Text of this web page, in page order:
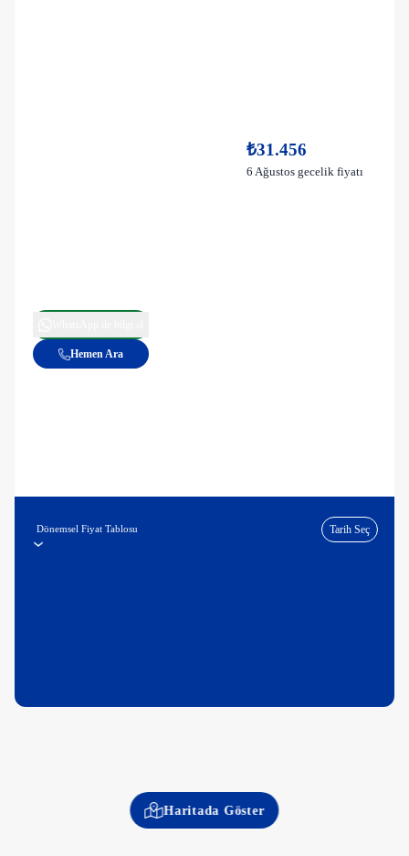
Haritada Göster
₺31.456
6 Ağustos gecelik fiyatı
Hemen Ara
Dönemsel Fiyat Tablosu Tarih Seç